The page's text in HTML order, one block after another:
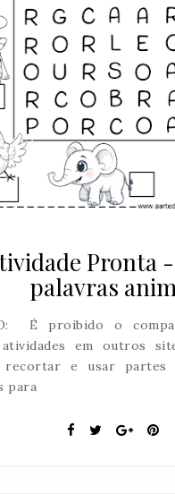
Pronta
palavras
É proibido o
em outros
recortar e usar partes
para